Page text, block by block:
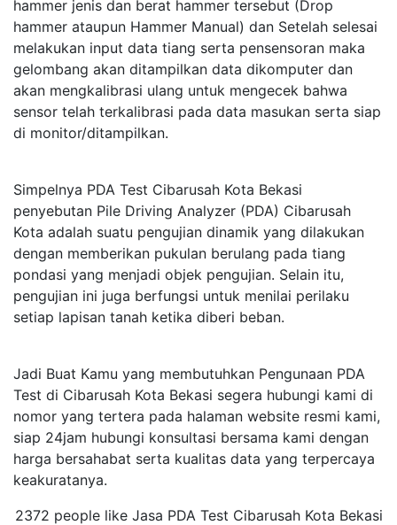
hammer jenis dan berat hammer tersebut (Drop
hammer ataupun Hammer Manual) dan Setelah selesai
melakukan input data tiang serta pensensoran maka
gelombang akan ditampilkan data dikomputer dan
akan mengkalibrasi ulang untuk mengecek bahwa
sensor telah terkalibrasi pada data masukan serta siap
di monitor/ditampilkan.
Simpelnya PDA Test Cibarusah Kota Bekasi
penyebutan Pile Driving Analyzer (PDA) Cibarusah
Kota adalah suatu pengujian dinamik yang dilakukan
dengan memberikan pukulan berulang pada tiang
pondasi yang menjadi objek pengujian. Selain itu,
pengujian ini juga berfungsi untuk menilai perilaku
setiap lapisan tanah ketika diberi beban.
Jadi Buat Kamu yang membutuhkan Pengunaan PDA
Test di Cibarusah Kota Bekasi segera hubungi kami di
nomor yang tertera pada halaman website resmi kami,
siap 24jam hubungi konsultasi bersama kami dengan
harga bersahabat serta kualitas data yang terpercaya
keakuratanya.
2372 people like Jasa PDA Test Cibarusah Kota Bekasi